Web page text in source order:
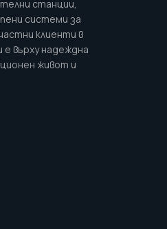
станции,
системи за
клиенти в
е върху надеждна
живот и